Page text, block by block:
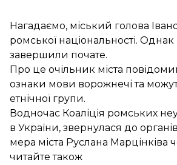
Нагадаємо, міський голова
ромської національності.
завершили почате.
Про це очільник міста
ознаки мови ворожнечі та
етнічної групи.
Водночас Коаліція ромських
в України, звернулася до
мера міста Руслана Марцінківа
читайте також